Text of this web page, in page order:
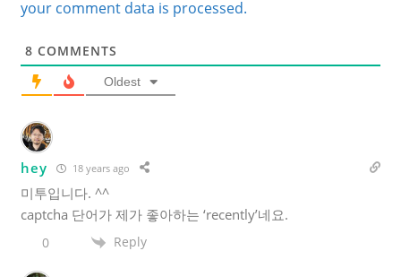
your comment data is processed.
8 COMMENTS
Oldest
hey 18 years ago
미투입니다. ^^
captcha 단어가 제가 좋아하는 ‘recently’네요.
0 Reply